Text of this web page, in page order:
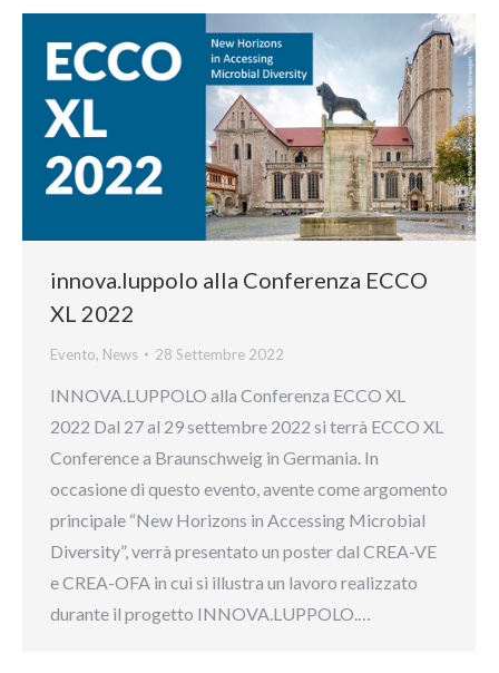
innova.luppolo alla Conferenza ECCO
XL 2022
Evento, News 28 Settembre 2022
INNOVA.LUPPOLO alla Conferenza ECCO XL
2022 Dal 27 al 29 settembre 2022 si terrà ECCO XL
Conference a Braunschweig in Germania. In
occasione di questo evento, avente come argomento
principale “New Horizons in Accessing Microbial
Diversity”, verrà presentato un poster dal CREA-VE
e CREA-OFA in cui si illustra un lavoro realizzato
durante il progetto INNOVA.LUPPOLO.…